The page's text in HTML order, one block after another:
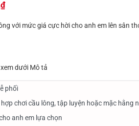
₫
với mức giá cực hời cho anh em lên sân
dưới Mô tả
phối
chơi cầu lông, tập luyện hoặc mặc hằng
anh em lựa chọn